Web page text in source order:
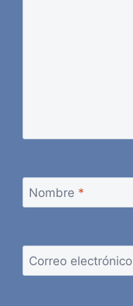
Nombre *
Correo electrónico